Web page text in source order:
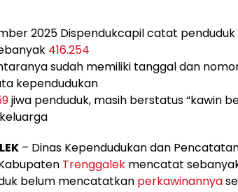
2025 Dispendukcapil catat penduduk
416.254
sudah memiliki tanggal dan
kependudukan
jiwa penduduk, masih berstatus “kawin
– Dinas Kependudukan dan
Trenggalek mencatat
belum mencatatkan perkawinannya